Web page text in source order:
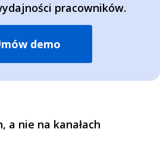
pracowników.
demo
a nie na kanałach